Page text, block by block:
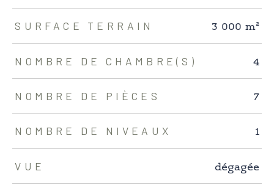
SURFACE TERRAIN 3 000 m²
NOMBRE DE CHAMBRE(S) 4
NOMBRE DE PIÈCES 7
NOMBRE DE NIVEAUX 1
VUE dégagée